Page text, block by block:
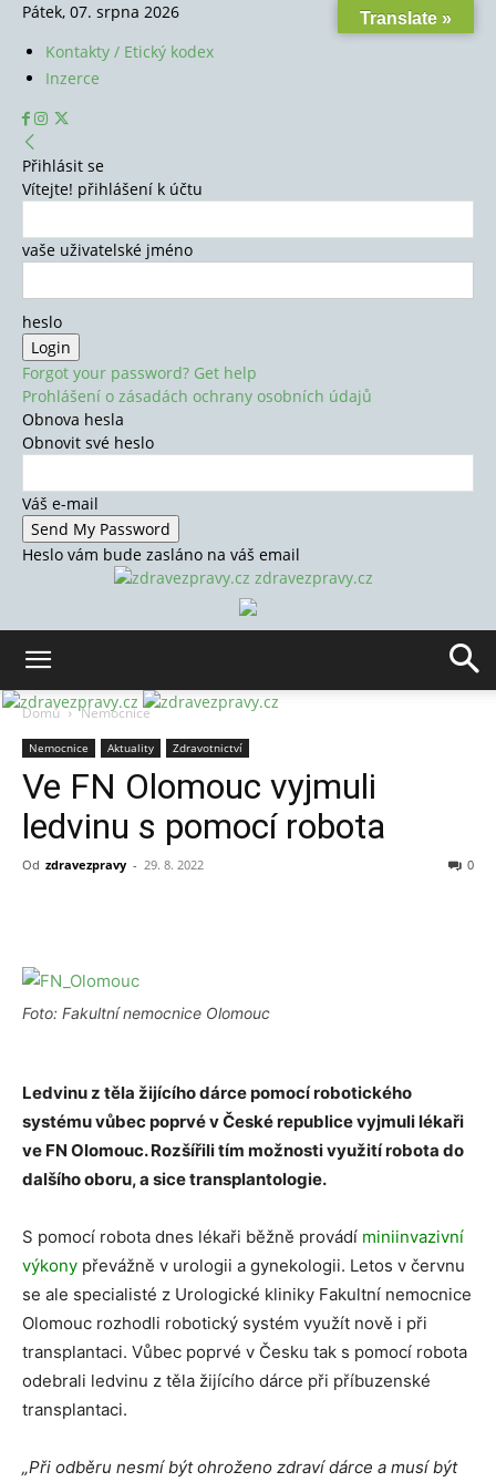
Pátek, 07. srpna 2026
Kontakty / Etický kodex
Inzerce
Přihlásit se
Vítejte! přihlášení k účtu
vaše uživatelské jméno
heslo
Forgot your password? Get help
Prohlášení o zásadách ochrany osobních údajů
Obnova hesla
Obnovit své heslo
Váš e-mail
Heslo vám bude zasláno na váš email
zdravezpravy.cz
Domů Nemocnice
Nemocnice Aktuality Zdravotnictví
Ve FN Olomouc vyjmuli
ledvinu s pomocí robota
Od zdravezpravy - 29. 8. 2022 0
Foto: Fakultní nemocnice Olomouc
Ledvinu z těla žijícího dárce pomocí robotického
systému vůbec poprvé v České republice vyjmuli lékaři
ve FN Olomouc. Rozšířili tím možnosti využití robota do
dalšího oboru, a sice transplantologie.
S pomocí robota dnes lékaři běžně provádí miniinvazivní
výkony převážně v urologii a gynekologii. Letos v červnu
se ale specialisté z Urologické kliniky Fakultní nemocnice
Olomouc rozhodli robotický systém využít nově i při
transplantaci. Vůbec poprvé v Česku tak s pomocí robota
odebrali ledvinu z těla žijícího dárce při příbuzenské
transplantaci.
„Při odběru nesmí být ohroženo zdraví dárce a musí být
Translate »